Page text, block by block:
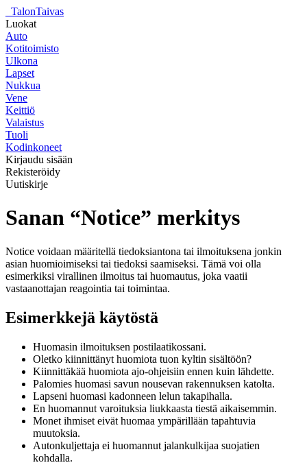
TalonTaivas
Luokat
Auto
Kotitoimisto
Ulkona
Lapset
Nukkua
Vene
Keittiö
Valaistus
Tuoli
Kodinkoneet
Kirjaudu sisään
Rekisteröidy
Uutiskirje
Sanan “Notice” merkitys
Notice voidaan määritellä tiedoksiantona tai ilmoituksena jonkin
asian huomioimiseksi tai tiedoksi saamiseksi. Tämä voi olla
esimerkiksi virallinen ilmoitus tai huomautus, joka vaatii
vastaanottajan reagointia tai toimintaa.
Esimerkkejä käytöstä
Huomasin ilmoituksen postilaatikossani.
Oletko kiinnittänyt huomiota tuon kyltin sisältöön?
Kiinnittäkää huomiota ajo-ohjeisiin ennen kuin lähdette.
Palomies huomasi savun nousevan rakennuksen katolta.
Lapseni huomasi kadonneen lelun takapihalla.
En huomannut varoituksia liukkaasta tiestä aikaisemmin.
Monet ihmiset eivät huomaa ympärillään tapahtuvia
muutoksia.
Autonkuljettaja ei huomannut jalankulkijaa suojatien
kohdalla.